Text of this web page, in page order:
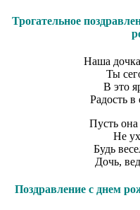
Трогательное
Наша
Ты
В это
Радость в
Пусть она
Не
Будь
Дочь,
Поздравление с днем